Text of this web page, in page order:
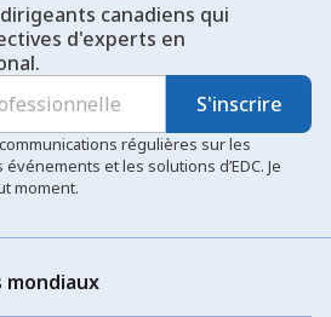
canadiens qui
d'experts en
S'inscrire
régulières sur les
et les solutions d’EDC. Je
moment.
mondiaux